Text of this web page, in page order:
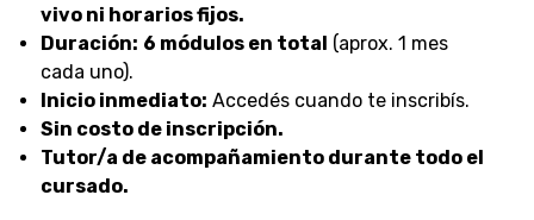
vivo ni horarios fijos.
Duración: 6 módulos en total (aprox. 1 mes
cada uno).
Inicio inmediato: Accedés cuando te inscribís.
Sin costo de inscripción.
Tutor/a de acompañamiento durante todo el
cursado.